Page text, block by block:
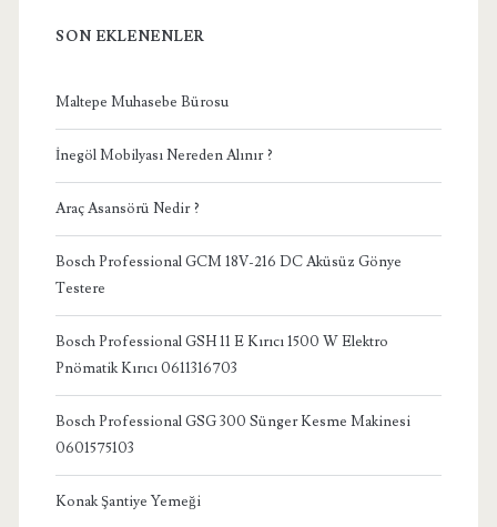
SON EKLENENLER
Maltepe Muhasebe Bürosu
İnegöl Mobilyası Nereden Alınır ?
Araç Asansörü Nedir ?
Bosch Professional GCM 18V-216 DC Aküsüz Gönye
Testere
Bosch Professional GSH 11 E Kırıcı 1500 W Elektro
Pnömatik Kırıcı 0611316703
Bosch Professional GSG 300 Sünger Kesme Makinesi
0601575103
Konak Şantiye Yemeği